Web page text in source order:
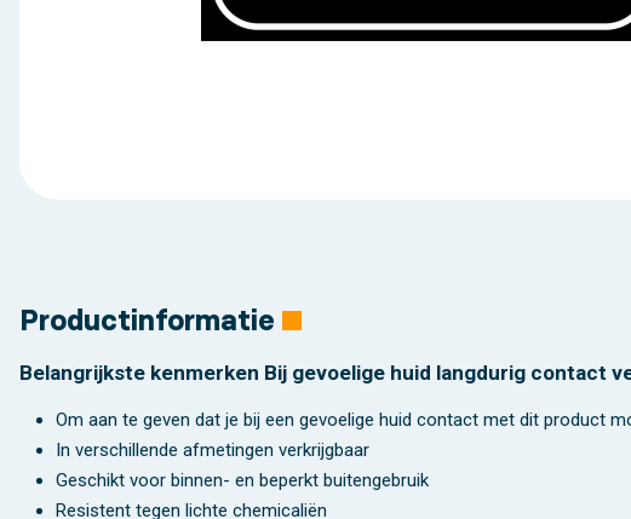
Productinformatie
Belangrijkste kenmerken Bij gevoelige huid langdurig contact
Om aan te geven dat je bij een gevoelige huid contact met dit product
In verschillende afmetingen verkrijgbaar
Geschikt voor binnen- en beperkt buitengebruik
Resistent tegen lichte chemicaliën